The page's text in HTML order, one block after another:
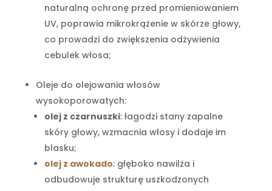
naturalną ochronę przed promieniowaniem
UV, poprawia mikrokrążenie w skórze głowy,
co prowadzi do zwiększenia odżywienia
cebulek włosa;
Oleje do olejowania włosów
wysokoporowatych:
olej z czarnuszki: łagodzi stany zapalne
skóry głowy, wzmacnia włosy i dodaje im
blasku;
olej z awokado: głęboko nawilża i
odbudowuje strukturę uszkodzonych